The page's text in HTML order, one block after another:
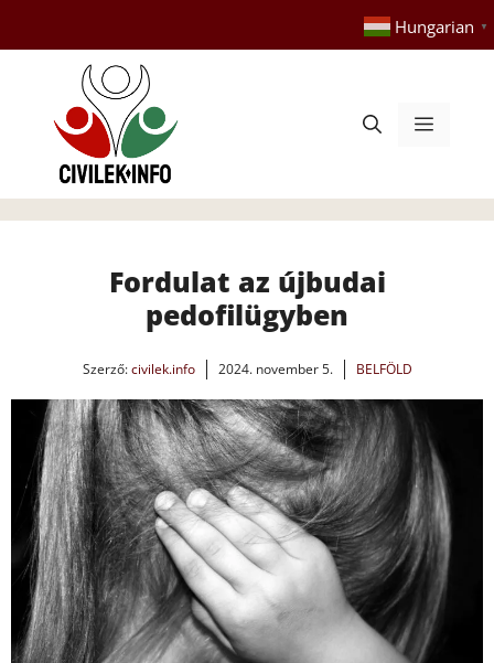
tartalomba
Hungarian ▼
Menü
Fordulat az újbudai
pedofilügyben
Szerző:civilek.info 2024. november 5. BELFÖLD